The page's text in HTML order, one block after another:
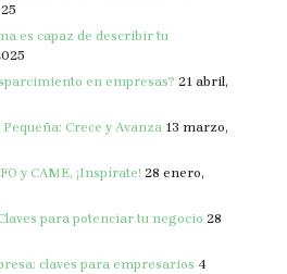
es capaz de describir tu
en empresas? 21 abril,
Crece y Avanza 13 marzo,
y CAME, ¡Inspírate! 28 enero,
para potenciar tu negocio 28
claves para empresarios 4